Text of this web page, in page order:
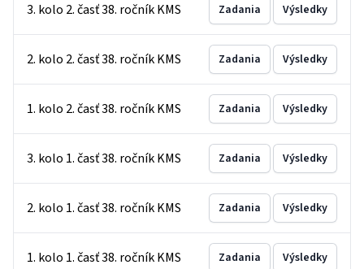
3. kolo 2. časť 38. ročník KMS Zadania Výsledky
2. kolo 2. časť 38. ročník KMS Zadania Výsledky
1. kolo 2. časť 38. ročník KMS Zadania Výsledky
3. kolo 1. časť 38. ročník KMS Zadania Výsledky
2. kolo 1. časť 38. ročník KMS Zadania Výsledky
1. kolo 1. časť 38. ročník KMS Zadania Výsledky